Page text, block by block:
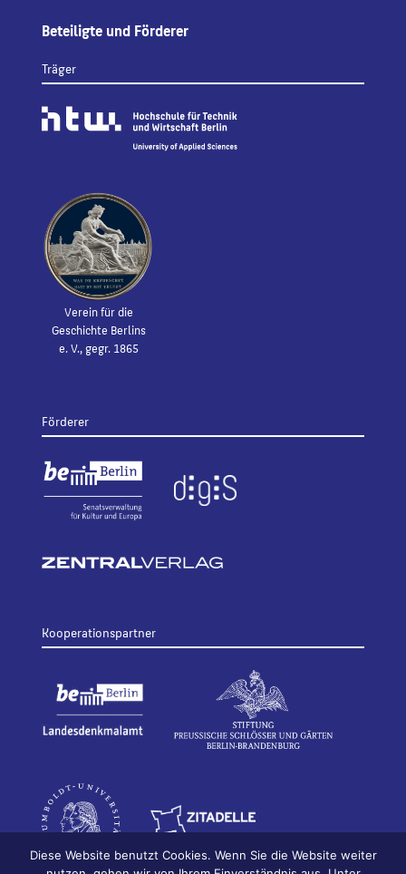
Beteiligte und Förderer
Träger
Verein für die
Geschichte Berlins
e. V., gegr. 1865
Förderer
Kooperationspartner
Diese Website benutzt Cookies. Wenn Sie die Website weiter